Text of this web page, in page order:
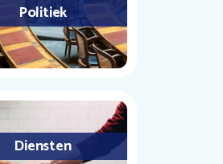
Politiek
Diensten